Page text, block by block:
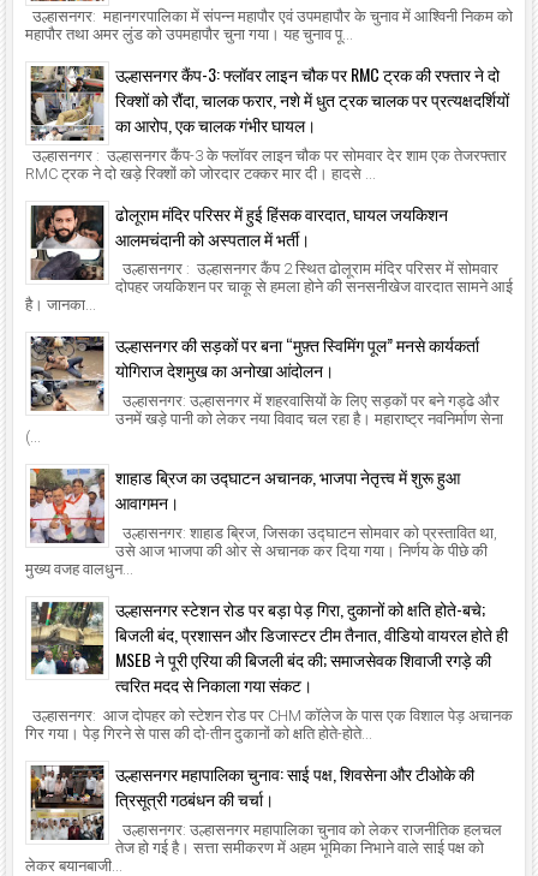
उल्हासनगर: महानगरपालिका में संपन्न महापौर एवं उपमहापौर के चुनाव में आश्विनी निकम को
महापौर तथा अमर लुंड को उपमहापौर चुना गया। यह चुनाव पू...
उल्हासनगर कैंप-3: फ्लॉवर लाइन चौक पर RMC ट्रक की रफ्तार ने दो
रिक्शों को रौंदा, चालक फरार, नशे में धुत ट्रक चालक पर प्रत्यक्षदर्शियों
का आरोप, एक चालक गंभीर घायल।
उल्हासनगर : उल्हासनगर कैंप-3 के फ्लॉवर लाइन चौक पर सोमवार देर शाम एक तेजरफ्तार
RMC ट्रक ने दो खड़े रिक्शों को जोरदार टक्कर मार दी। हादसे ...
ढोलूराम मंदिर परिसर में हुई हिंसक वारदात, घायल जयकिशन
आलमचंदानी को अस्पताल में भर्ती।
उल्हासनगर : उल्हासनगर कैंप 2 स्थित ढोलूराम मंदिर परिसर में सोमवार
दोपहर जयकिशन पर चाकू से हमला होने की सनसनीखेज वारदात सामने आई
है। जानका...
उल्हासनगर की सड़कों पर बना “मुफ़्त स्विमिंग पूल” मनसे कार्यकर्ता
योगिराज देशमुख का अनोखा आंदोलन।
उल्हासनगर: उल्हासनगर में शहरवासियों के लिए सड़कों पर बने गड्ढे और
उनमें खड़े पानी को लेकर नया विवाद चल रहा है। महाराष्ट्र नवनिर्माण सेना
(...
शाहाड ब्रिज का उद्घाटन अचानक, भाजपा नेतृत्त्व में शुरू हुआ
आवागमन।
उल्हासनगर: शाहाड ब्रिज, जिसका उद्घाटन सोमवार को प्रस्तावित था,
उसे आज भाजपा की ओर से अचानक कर दिया गया। निर्णय के पीछे की
मुख्य वजह वालधुन...
उल्हासनगर स्टेशन रोड पर बड़ा पेड़ गिरा, दुकानों को क्षति होते-बचे;
बिजली बंद, प्रशासन और डिजास्टर टीम तैनात, वीडियो वायरल होते ही
MSEB ने पूरी एरिया की बिजली बंद की; समाजसेवक शिवाजी रगड़े की
त्वरित मदद से निकाला गया संकट।
उल्हासनगर: आज दोपहर को स्टेशन रोड पर CHM कॉलेज के पास एक विशाल पेड़ अचानक
गिर गया। पेड़ गिरने से पास की दो-तीन दुकानों को क्षति होते-होते...
उल्हासनगर महापालिका चुनाव: साई पक्ष, शिवसेना और टीओके की
त्रिसूत्री गठबंधन की चर्चा।
उल्हासनगर: उल्हासनगर महापालिका चुनाव को लेकर राजनीतिक हलचल
तेज हो गई है। सत्ता समीकरण में अहम भूमिका निभाने वाले साई पक्ष को
लेकर बयानबाजी...